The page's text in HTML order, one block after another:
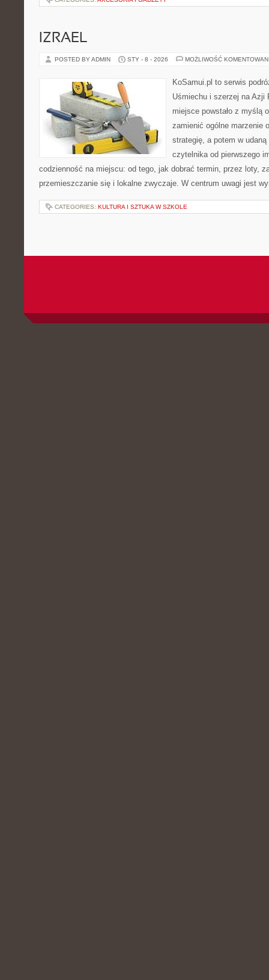
IZRAEL
POSTED BY ADMIN STY - 8 - 2026 MOŻLIWOŚĆ
KoSamui.pl to serwis
Uśmiechu i szerzej na Azji
miejsce powstało z myślą
zamienić ogólne marzenie
strategię, a potem w
czytelnika od pierwszego
codzienność na miejscu: od tego, jak dobrać termin, przez loty,
przemieszczanie się i lokalne zwyczaje. W centrum uwagi jest
CATEGORIES: KULTURA I SZTUKA W SZKOLE